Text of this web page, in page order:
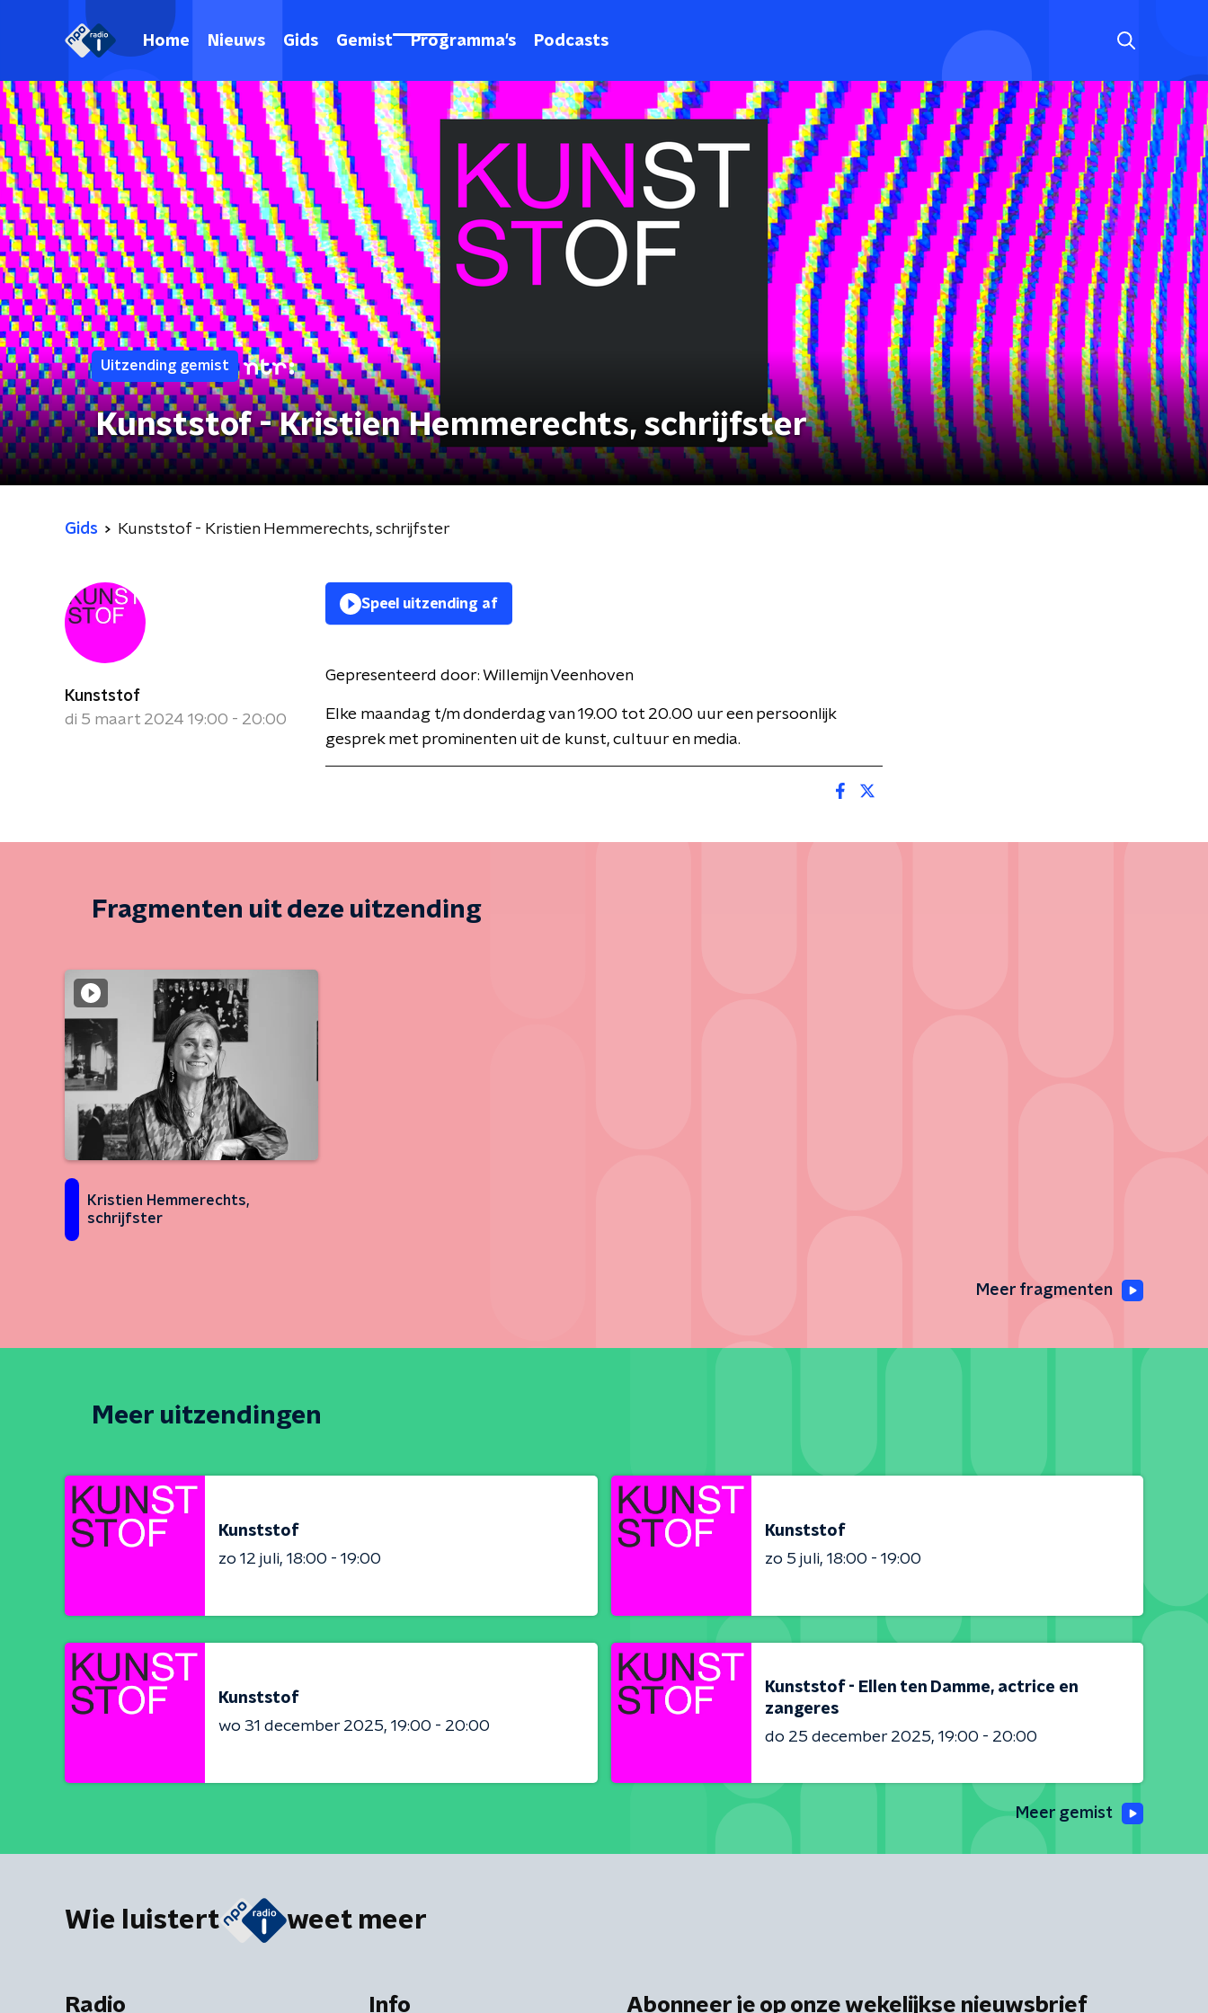
Home Nieuws Gids Gemist Programma's Podcasts
Uitzending gemist
Kunststof - Kristien Hemmerechts, schrijfster
Gids Kunststof - Kristien Hemmerechts, schrijfster
Kunststof
di 5 maart 2024 19:00 - 20:00
Speel uitzending af
Gepresenteerd door: Willemijn Veenhoven
Elke maandag t/m donderdag van 19.00 tot 20.00 uur een persoonlijk
gesprek met prominenten uit de kunst, cultuur en media.
Fragmenten uit deze uitzending
Kristien Hemmerechts,
schrijfster
Meer fragmenten
Meer uitzendingen
Kunststof
zo 12 juli 18:00 - 19:00
Kunststof
zo 5 juli 18:00 - 19:00
Kunststof
wo 31 december 2025 19:00 - 20:00
Kunststof - Ellen ten Damme, actrice en
zangeres
do 25 december 2025 19:00 - 20:00
Meer gemist
Wie luistert weet meer
Radio Info Abonneer je op onze wekelijkse nieuwsbrief